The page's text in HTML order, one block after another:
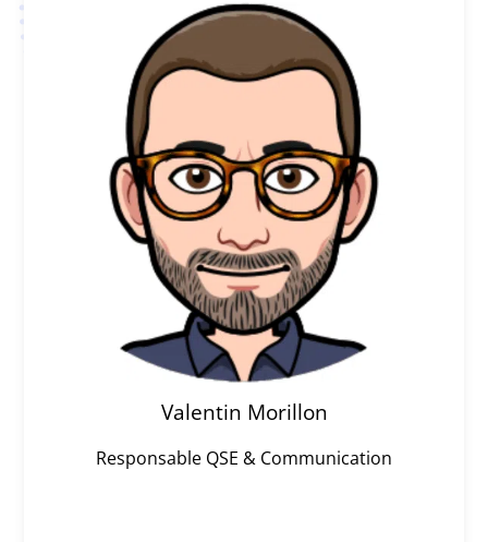
Valentin Morillon
Responsable QSE & Communication